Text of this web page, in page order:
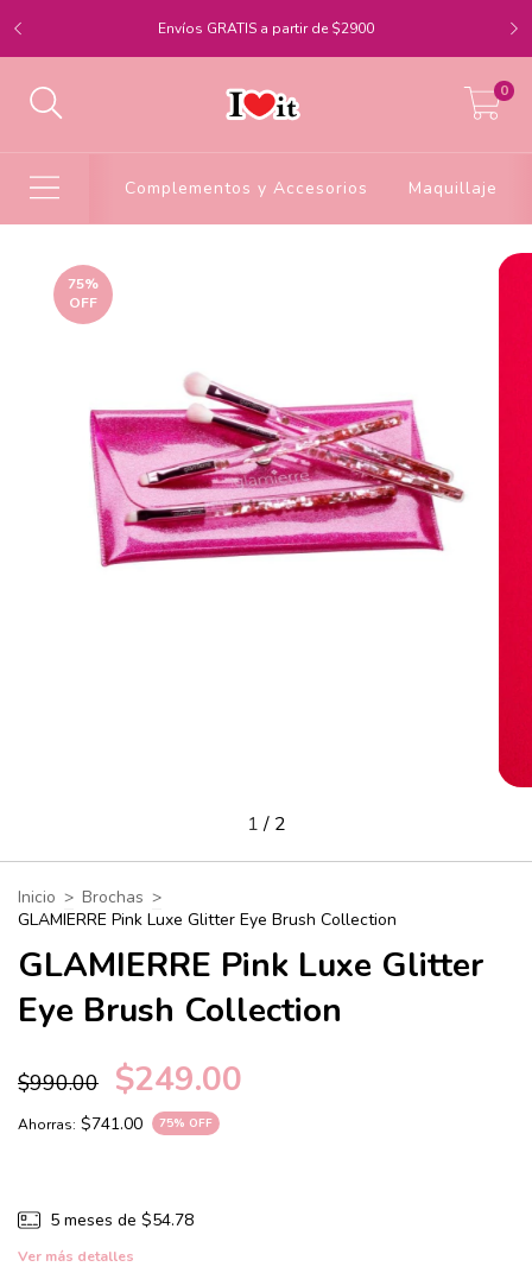
Envíos GRATIS a partir de $2900
0
Complementos y Accesorios Maquillaje
75%
OFF
1/ 2
Inicio > Brochas >
GLAMIERRE Pink Luxe Glitter Eye Brush Collection
GLAMIERRE Pink Luxe Glitter
Eye Brush Collection
$990.00 $249.00
Ahorras: $741.00 75% OFF
5 meses de $54.78
Ver más detalles